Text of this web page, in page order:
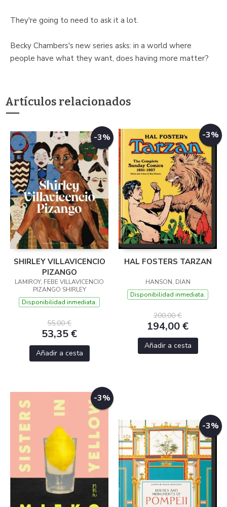
They're going to need to ask it a lot.
Becky Chambers's new series asks: in a world where
people have what they want, does having more matter?
Artículos relacionados
-3%
SHIRLEY VILLAVICENCIO
PIZANGO
LAMIROY, FEBE VILLAVICENCIO
PIZANGO SHIRLEY
Disponibilidad inmediata.
55,00 €
53,35 €
Añadir a cesta
-3%
HAL FOSTERS TARZAN
HANSON, DIAN
Disponibilidad inmediata.
200,00 €
194,00 €
Añadir a cesta
-3%
-3%